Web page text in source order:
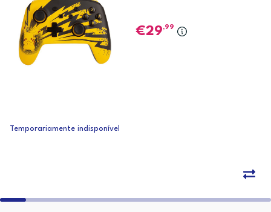
29,99
Temporariamente indisponível